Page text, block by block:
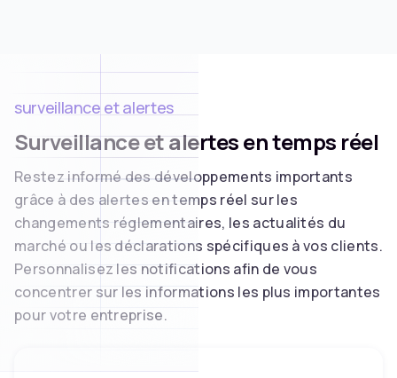
surveillance et alertes
Surveillance et alertes en temps réel
Restez informé des développements importants
grâce à des alertes en temps réel sur les
changements réglementaires, les actualités du
marché ou les déclarations spécifiques à vos clients.
Personnalisez les notifications afin de vous
concentrer sur les informations les plus importantes
pour votre entreprise.